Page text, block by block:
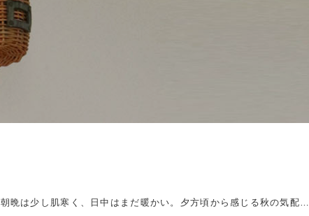
朝晩は少し肌寒く、日中はまだ暖かい。夕方頃から感じる秋の気配…